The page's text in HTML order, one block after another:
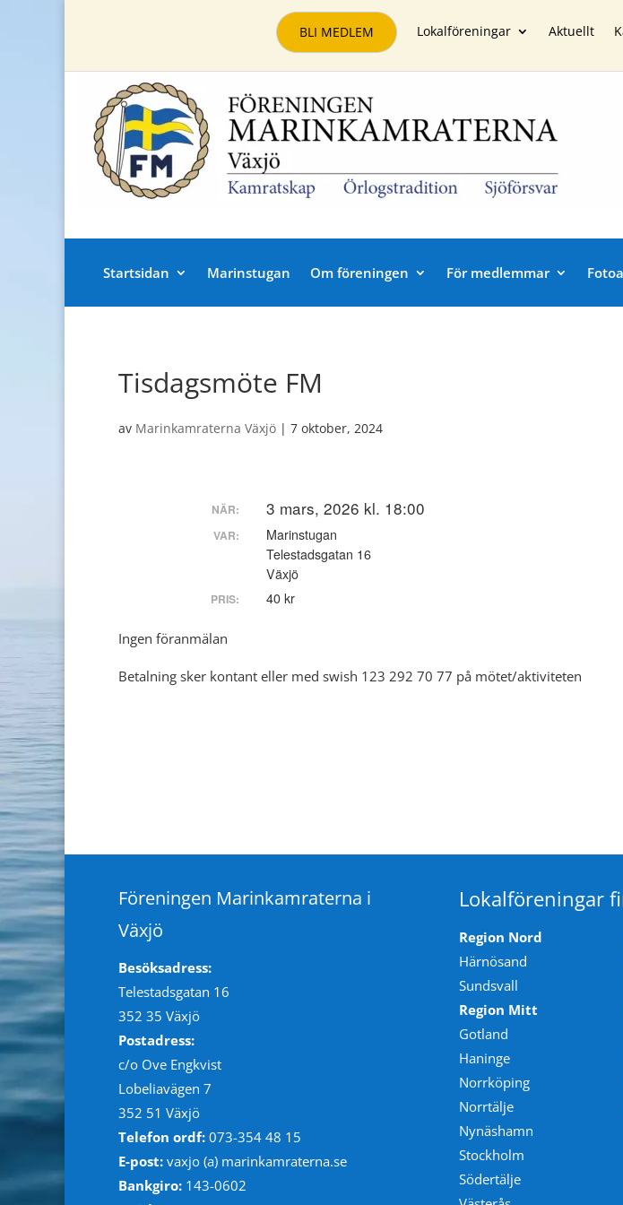
BLI MEDLEM Lokalföreningar Aktuellt
Startsidan Marinstugan Om föreningen För medlemmar
Tisdagsmöte FM
av Marinkamraterna Växjö | 7 oktober, 2024
NÄR: 3 mars, 2026 kl. 18:00
VAR:
Marinstugan
Telestadsgatan 16
Växjö
PRIS: 40 kr
Ingen föranmälan
Betalning sker kontant eller med swish 123 292 70 77 på mötet/aktiviteten
Föreningen Marinkamraterna i
Växjö
Besöksadress:
Telestadsgatan 16
352 35 Växjö
Postadress:
c/o Ove Engkvist
Lobeliavägen 7
352 51 Växjö
Telefon ordf: 073-354 48 15
E-post: vaxjo (a) marinkamraterna.se
Bankgiro: 143-0602
Lokalföreningar
Region Nord
Härnösand
Sundsvall
Region Mitt
Gotland
Haninge
Norrköping
Norrtälje
Nynäshamn
Stockholm
Södertälje